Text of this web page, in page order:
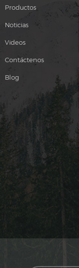
Productos
Noticias
Videos
Contáctenos
Blog